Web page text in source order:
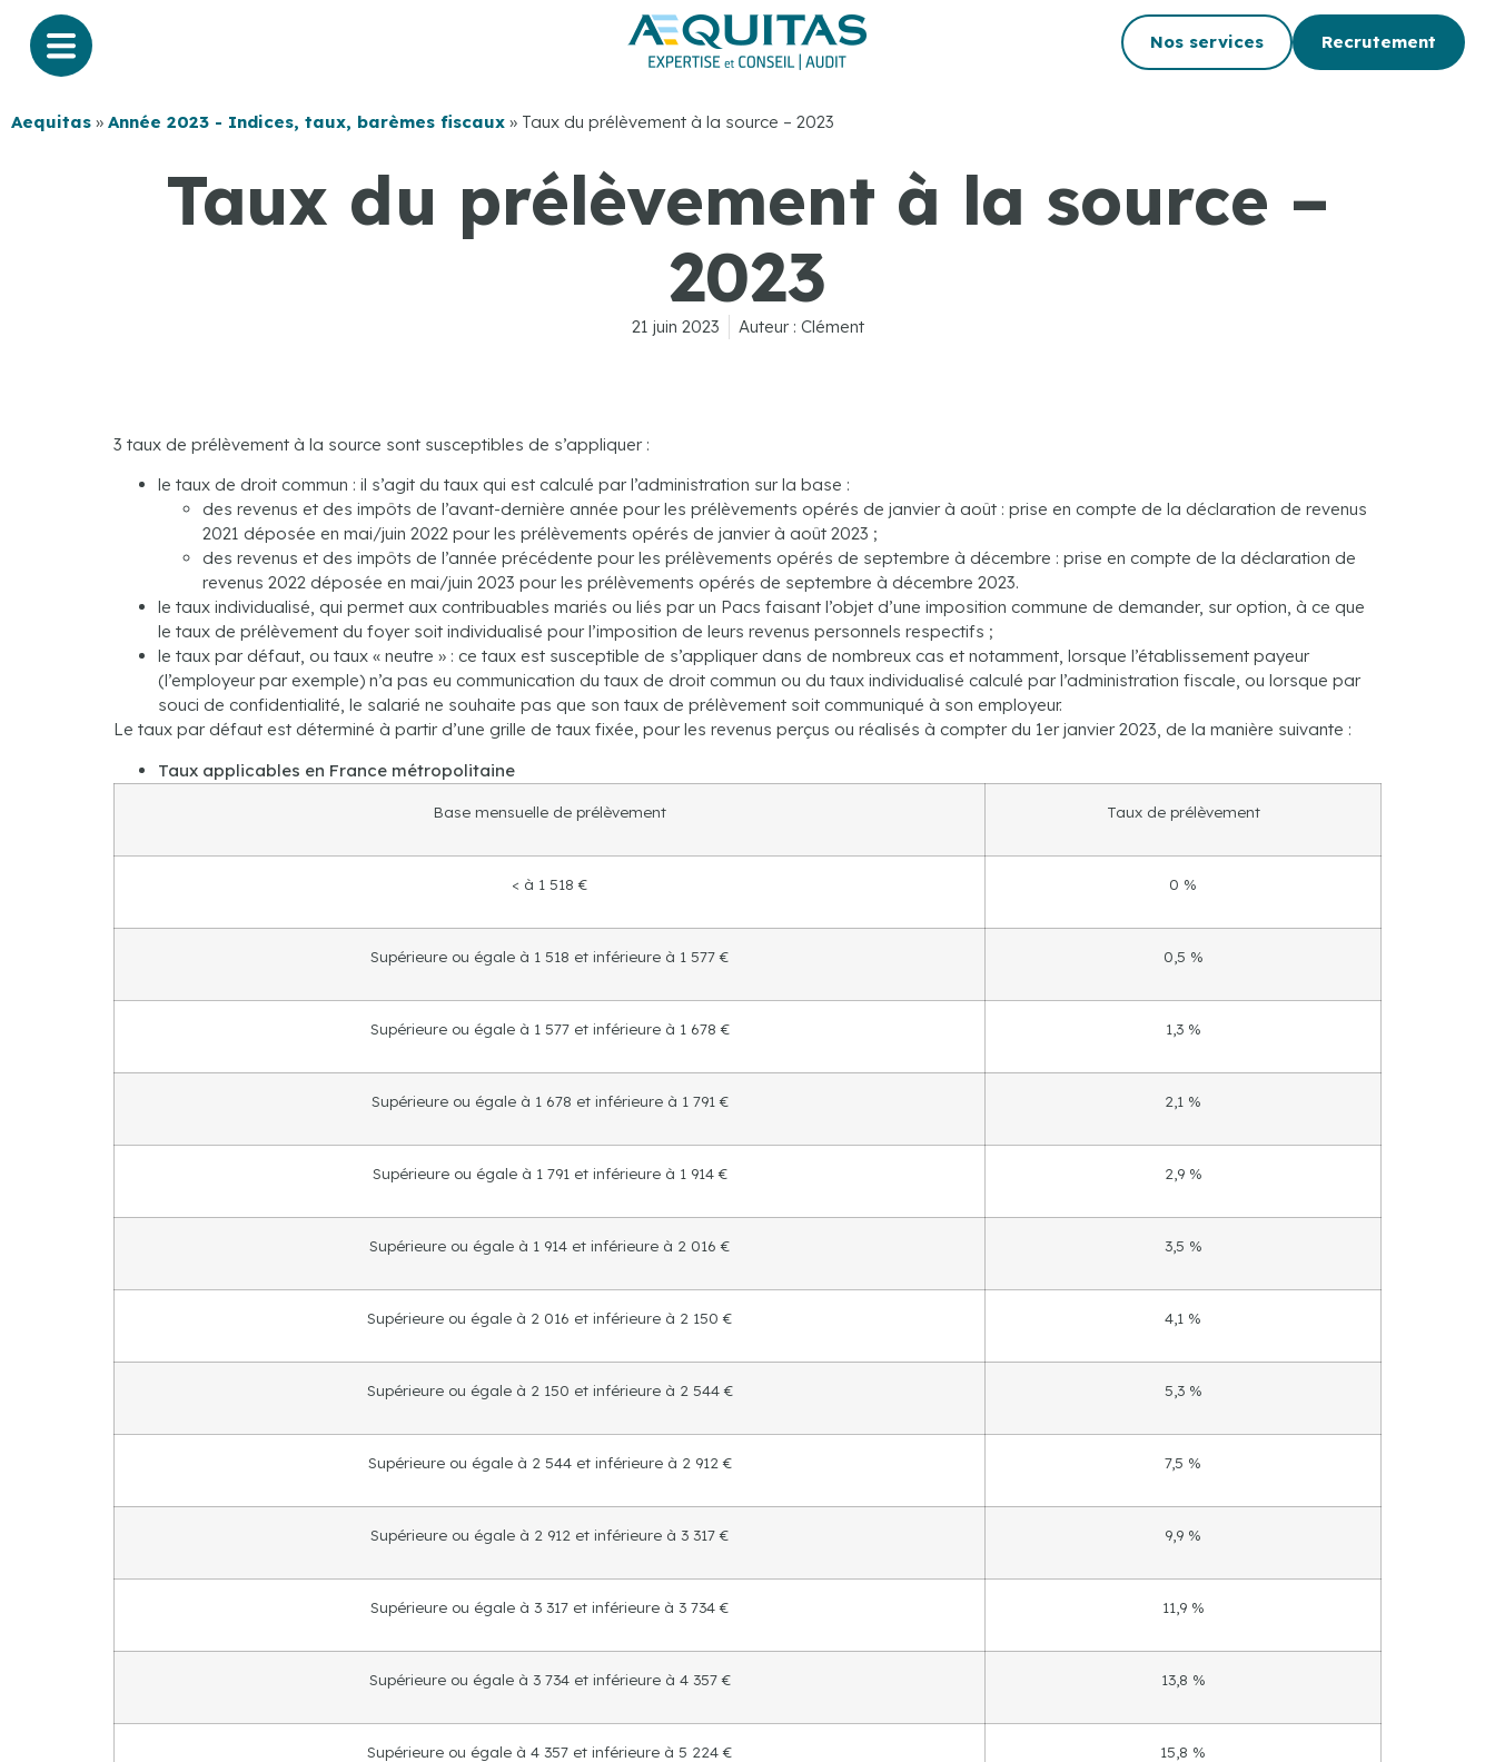
Nos services Recrutement
Aequitas » Année 2023 - Indices, taux, barèmes fiscaux » Taux du prélèvement à la source – 2023
Taux du prélèvement à la source –
2023
21 juin 2023 Auteur : Clément
3 taux de prélèvement à la source sont susceptibles de s’appliquer :
le taux de droit commun : il s’agit du taux qui est calculé par l’administration sur la base :
des revenus et des impôts de l’avant-dernière année pour les prélèvements opérés de janvier à août : prise en compte de la déclaration de revenus
2021 déposée en mai/juin 2022 pour les prélèvements opérés de janvier à août 2023 ;
des revenus et des impôts de l’année précédente pour les prélèvements opérés de septembre à décembre : prise en compte de la déclaration de
revenus 2022 déposée en mai/juin 2023 pour les prélèvements opérés de septembre à décembre 2023.
le taux individualisé, qui permet aux contribuables mariés ou liés par un Pacs faisant l’objet d’une imposition commune de demander, sur option, à ce que
le taux de prélèvement du foyer soit individualisé pour l’imposition de leurs revenus personnels respectifs ;
le taux par défaut, ou taux « neutre » : ce taux est susceptible de s’appliquer dans de nombreux cas et notamment, lorsque l’établissement payeur
(l’employeur par exemple) n’a pas eu communication du taux de droit commun ou du taux individualisé calculé par l’administration fiscale, ou lorsque par
souci de confidentialité, le salarié ne souhaite pas que son taux de prélèvement soit communiqué à son employeur.
Le taux par défaut est déterminé à partir d’une grille de taux fixée, pour les revenus perçus ou réalisés à compter du 1er janvier 2023, de la manière suivante :
Taux applicables en France métropolitaine
Base mensuelle de prélèvement Taux de prélèvement
< à 1 518 € 0 %
Supérieure ou égale à 1 518 et inférieure à 1 577 € 0,5 %
Supérieure ou égale à 1 577 et inférieure à 1 678 € 1,3 %
Supérieure ou égale à 1 678 et inférieure à 1 791 € 2,1 %
Supérieure ou égale à 1 791 et inférieure à 1 914 € 2,9 %
Supérieure ou égale à 1 914 et inférieure à 2 016 € 3,5 %
Supérieure ou égale à 2 016 et inférieure à 2 150 € 4,1 %
Supérieure ou égale à 2 150 et inférieure à 2 544 € 5,3 %
Supérieure ou égale à 2 544 et inférieure à 2 912 € 7,5 %
Supérieure ou égale à 2 912 et inférieure à 3 317 € 9,9 %
Supérieure ou égale à 3 317 et inférieure à 3 734 € 11,9 %
Supérieure ou égale à 3 734 et inférieure à 4 357 € 13,8 %
Supérieure ou égale à 4 357 et inférieure à 5 224 € 15,8 %